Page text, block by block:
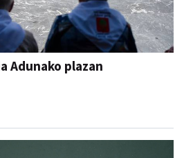
Adunako plazan